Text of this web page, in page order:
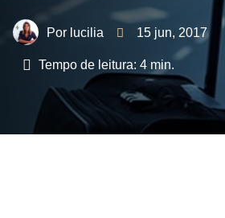
lucilia 15 jun, 2017
Tempo de leitura: 4 min.